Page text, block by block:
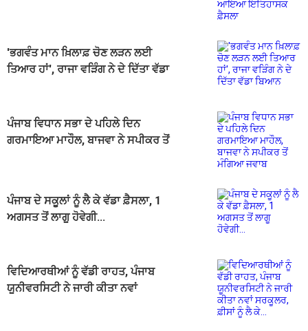
'ਭਗਵੰਤ ਮਾਨ ਖ਼ਿਲਾਫ਼ ਚੋਣ ਲੜਨ ਲਈ
ਤਿਆਰ ਹਾਂ', ਰਾਜਾ ਵੜਿੰਗ ਨੇ ਦੇ ਦਿੱਤਾ ਵੱਡਾ
ਪੰਜਾਬ ਵਿਧਾਨ ਸਭਾ ਦੇ ਪਹਿਲੇ ਦਿਨ
ਗਰਮਾਇਆ ਮਾਹੌਲ, ਬਾਜਵਾ ਨੇ ਸਪੀਕਰ ਤੋਂ
ਪੰਜਾਬ ਦੇ ਸਕੂਲਾਂ ਨੂੰ ਲੈ ਕੇ ਵੱਡਾ ਫ਼ੈਸਲਾ, 1
ਅਗਸਤ ਤੋਂ ਲਾਗੂ ਹੋਵੇਗੀ...
ਵਿਦਿਆਰਥੀਆਂ ਨੂੰ ਵੱਡੀ ਰਾਹਤ, ਪੰਜਾਬ
ਯੂਨੀਵਰਸਿਟੀ ਨੇ ਜਾਰੀ ਕੀਤਾ ਨਵਾਂ